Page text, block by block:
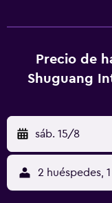
escritorio y
botella de agua
esparcimiento en
Precio de
Shuguang
sáb. 15/8
2 huéspedes,